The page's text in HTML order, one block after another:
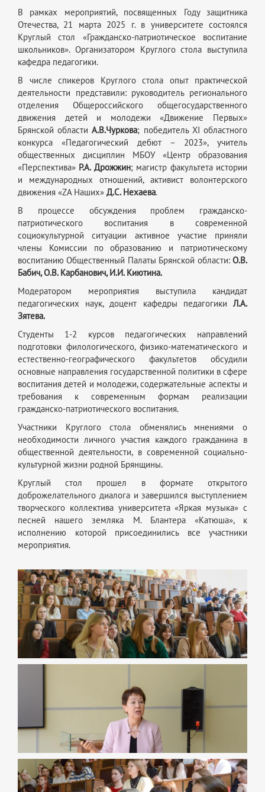
В рамках мероприятий, посвященных Году защитника
Отечества, 21 марта 2025 г. в университете состоялся
Круглый стол «Гражданско-патриотическое воспитание
школьников». Организатором Круглого стола выступила
кафедра педагогики.
В числе спикеров Круглого стола опыт практической
деятельности представили: руководитель регионального
отделения Общероссийского общегосударственного
движения детей и молодежи «Движение Первых»
Брянской областиА.В.Чуркова; победитель XI областного
конкурса «Педагогический дебют – 2023», учитель
общественных дисциплин МБОУ «Центр образования
«Перспектива» Р.А. Дрожжин; магистр факультета истории
и международных отношений, активист волонтерского
движения «ZA Наших» Д.С. Нехаева.
В процессе обсуждения проблем гражданско-
патриотического воспитания в современной
социокультурной ситуации активное участие приняли
члены Комиссии по образованию и патриотическому
воспитанию Общественный Палаты Брянской области: О.В.
Бабич, О.В. Карбанович, И.И. Киютина.
Модератором мероприятия выступила кандидат
педагогических наук, доцент кафедры педагогики Л.А.
Зятева.
Студенты 1-2 курсов педагогических направлений
подготовки филологического, физико-математического и
естественно-географического факультетов обсудили
основные направления государственной политики в сфере
воспитания детей и молодежи, содержательные аспекты и
требования к современным формам реализации
гражданско-патриотического воспитания.
Участники Круглого стола обменялись мнениями о
необходимости личного участия каждого гражданина в
общественной деятельности, в современной социально-
культурной жизни родной Брянщины.
Круглый стол прошел в формате открытого
доброжелательного диалога и завершился выступлением
творческого коллектива университета «Яркая музыка» с
песней нашего земляка М. Блантера «Катюша», к
исполнению которой присоединились все участники
мероприятия.